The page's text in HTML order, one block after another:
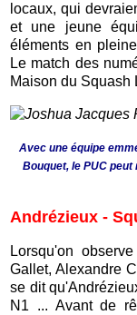
locaux, qui
et une jeune
éléments en
Le match des
Maison du Squash
Avec une équipe
Bouquet, le PUC
Andrézieux -
Lorsqu'on
Gallet, Alexandre
se dit
N1 ... Avant de